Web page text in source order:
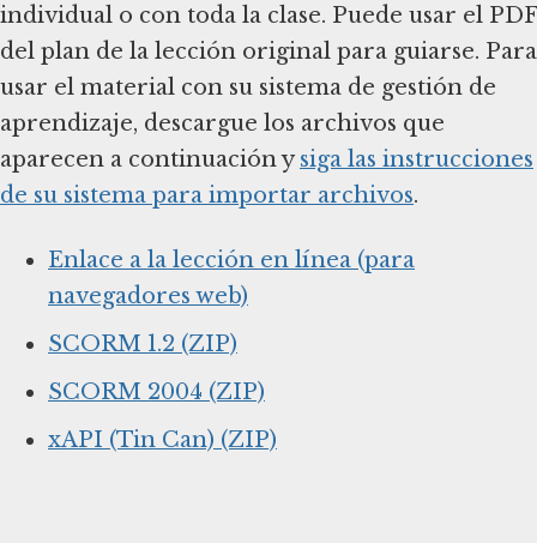
individual o con toda la clase. Puede usar el PDF
del plan de la lección original para guiarse. Para
usar el material con su sistema de gestión de
aprendizaje, descargue los archivos que
aparecen a continuación ysiga las instrucciones
de su sistema para importar archivos.
Enlace a la lección en línea (para
navegadores web)
​SCORM 1.2 (ZIP)
SCORM 2004 (ZIP)
xAPI (Tin Can) (ZIP)